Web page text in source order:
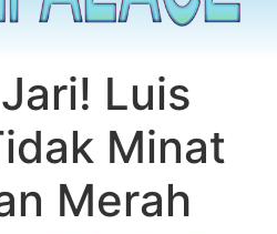
Luis
Minat
Merah